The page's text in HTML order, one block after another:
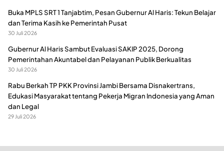
Buka MPLS SRT 1 Tanjabtim, Pesan Gubernur Al Haris: Tekun Belajar
dan Terima Kasih ke Pemerintah Pusat
30 Juli 2026
Gubernur Al Haris Sambut Evaluasi SAKIP 2025, Dorong
Pemerintahan Akuntabel dan Pelayanan Publik Berkualitas
30 Juli 2026
Rabu Berkah TP PKK Provinsi Jambi Bersama Disnakertrans,
Edukasi Masyarakat tentang Pekerja Migran Indonesia yang Aman
dan Legal
29 Juli 2026